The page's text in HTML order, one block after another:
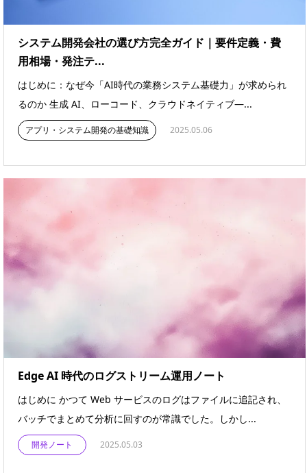
システム開発会社の選び方完全ガイド｜要件定義・費
用相場・発注テ...
はじめに：なぜ今「AI時代の業務システム基礎力」が求められ
るのか 生成 AI、ローコード、クラウドネイティブ―...
アプリ・システム開発の基礎知識 2025.05.06
Edge AI 時代のログストリーム運用ノート
はじめに かつて Web サービスのログはファイルに追記され、
バッチでまとめて分析に回すのが常識でした。しかし...
開発ノート 2025.05.03